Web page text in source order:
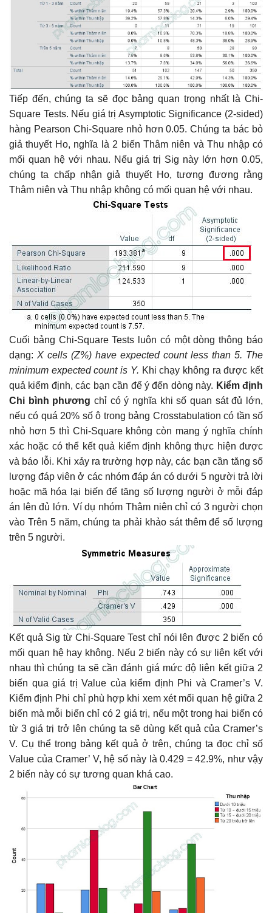
Tiếp đến, chúng ta sẽ đọc bảng quan trọng nhất là Chi-
Square Tests. Nếu giá trị Asymptotic Significance (2-sided)
hàng Pearson Chi-Square nhỏ hơn 0.05. Chúng ta bác bỏ
giả thuyết Ho, nghĩa là 2 biến Thâm niên và Thu nhập có
mối quan hệ với nhau. Nếu giá trị Sig này lớn hơn 0.05,
chúng ta chấp nhận giả thuyết Ho, tương đương rằng
Thâm niên và Thu nhập không có mối quan hệ với nhau.
Cuối bảng Chi-Square Tests luôn có một dòng thông báo
dạng: X cells (Z%) have expected count less than 5. The
minimum expected count is Y. Khi chạy không ra được kết
quả kiểm định, các bạn cần để ý đến dòng này. Kiểm định
Chi bình phương chỉ có ý nghĩa khi số quan sát đủ lớn,
nếu có quá 20% số ô trong bảng Crosstabulation có tần số
nhỏ hơn 5 thì Chi-Square không còn mang ý nghĩa chính
xác hoặc có thể kết quả kiểm định không thực hiện được
và báo lỗi. Khi xảy ra trường hợp này, các bạn cần tăng số
lượng đáp viên ở các nhóm đáp án có dưới 5 người trả lời
hoặc mã hóa lại biến để tăng số lượng người ở mỗi đáp
án lên đủ lớn. Ví dụ nhóm Thâm niên chỉ có 3 người chọn
vào Trên 5 năm, chúng ta phải khảo sát thêm để số lượng
trên 5 người.
Kết quả Sig từ Chi-Square Test chỉ nói lên được 2 biến có
mối quan hệ hay không. Nếu 2 biến này có sự liên kết với
nhau thì chúng ta sẽ cần đánh giá mức độ liên kết giữa 2
biến qua giá trị Value của kiểm định Phi và Cramer’s V.
Kiểm định Phi chỉ phù hợp khi xem xét mối quan hệ giữa 2
biến mà mỗi biến chỉ có 2 giá trị, nếu một trong hai biến có
từ 3 giá trị trở lên chúng ta sẽ dùng kết quả của Cramer’s
V. Cụ thể trong bảng kết quả ở trên, chúng ta đọc chỉ số
Value của Cramer’ V, hệ số này là 0.429 = 42.9%, như vậy
2 biến này có sự tương quan khá cao.